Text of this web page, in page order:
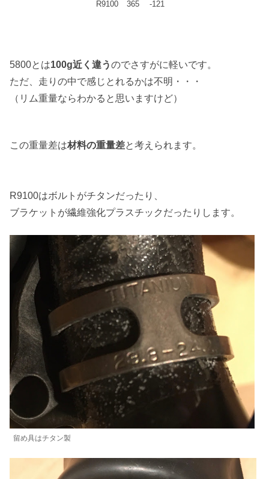
R9100 365 -121
5800とは100g近く違うのでさすがに軽いです。
ただ、走りの中で感じとれるかは不明・・・
（リム重量ならわかると思いますけど）
この重量差は材料の重量差と考えられます。
R9100はボルトがチタンだったり、
ブラケットが繊維強化プラスチックだったりします。
留め具はチタン製